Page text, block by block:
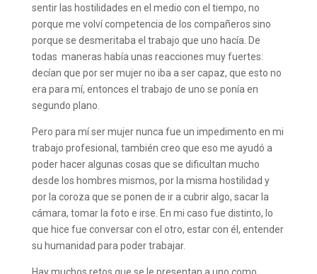
sentir las hostilidades en el medio con el tiempo, no
porque me volví competencia de los compañeros sino
porque se desmeritaba el trabajo que uno hacía. De
todas maneras había unas reacciones muy fuertes:
decían que por ser mujer no iba a ser capaz, que esto no
era para mí, entonces el trabajo de uno se ponía en
segundo plano.
Pero para mí ser mujer nunca fue un impedimento en mi
trabajo profesional, también creo que eso me ayudó a
poder hacer algunas cosas que se dificultan mucho
desde los hombres mismos, por la misma hostilidad y
por la coroza que se ponen de ir a cubrir algo, sacar la
cámara, tomar la foto e irse. En mi caso fue distinto, lo
que hice fue conversar con el otro, estar con él, entender
su humanidad para poder trabajar.
Hay muchos retos que se le presentan a uno como